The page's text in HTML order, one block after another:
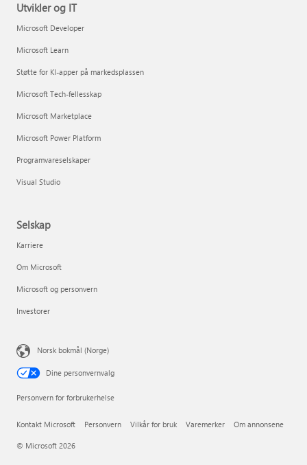
Utvikler og IT
Microsoft Developer
Microsoft Learn
Støtte for KI-apper på markedsplassen
Microsoft Tech-fellesskap
Microsoft Marketplace
Microsoft Power Platform
Programvareselskaper
Visual Studio
Selskap
Karriere
Om Microsoft
Microsoft og personvern
Investorer
Norsk bokmål (Norge)
Dine personvernvalg
Personvern for forbrukerhelse
Kontakt Microsoft Personvern Vilkår for bruk Varemerker Om annonsene
© Microsoft 2026